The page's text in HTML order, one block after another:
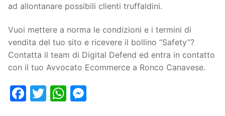
ad allontanare possibili clienti truffaldini.
Vuoi mettere a norma le condizioni e i termini di
vendita del tuo sito e ricevere il bollino “Safety”?
Contatta il team di Digital Defend ed entra in contatto
con il tuo Avvocato Ecommerce a Ronco Canavese.
Facebook
TwitterWhatsApp